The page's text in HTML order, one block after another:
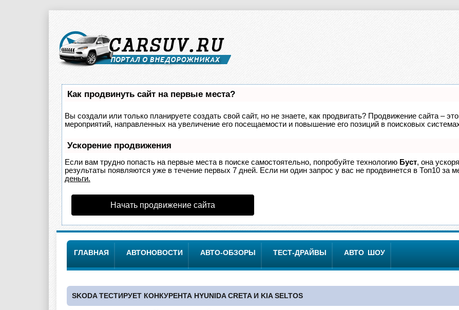
Как продвинуть сайт на первые места?
Вы создали или только планируете создать свой сайт, но не знаете, как продвигать? Продвижение сайта –
мероприятий, направленных на увеличение его посещаемости и повышение его позиций в поисковых
Ускорение продвижения
Если вам трудно попасть на первые места в поиске самостоятельно, попробуйте технологию Буст, она
результаты появляются уже в течение первых 7 дней. Если ни один запрос у вас не продвинется в Топ10 за
деньги.
Начать продвижение сайта
ГЛАВНАЯ АВТОНОВОСТИ АВТО-ОБЗОРЫ ТЕСТ-ДРАЙВЫ АВТО ШОУ
SKODA ТЕСТИРУЕТ КОНКУРЕНТА HYUNIDA CRETA И KIA SELTOS